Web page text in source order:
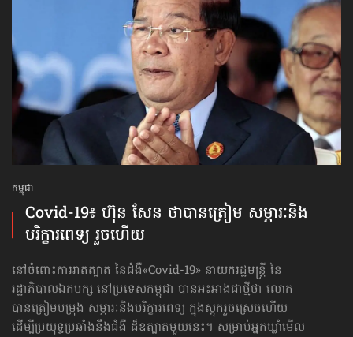
កម្ពុជា
Covid-19៖ ហ៊ុន សែន ថាបានត្រៀម សម្ភារៈ​និង​
បរិក្ខារ​ពេទ្យ រួចហើយ
នៅចំពោះការរាតត្បាត នៃជំងឺ«Covid-19» នាយករដ្ឋមន្ត្រី នៃ
រដ្ឋាភិបាលឯកបក្ស នៅប្រទេសកម្ពុជា បានអះអាងជាថ្មីថា លោក
បានត្រៀមបម្រុង សម្ភារៈ​និង​បរិក្ខារ​ពេទ្យ ក្នុងស្ដុករួចស្រេចហើយ
ដើម្បីប្រយុទ្ធប្រឆាំងនឹងជំងឺ ដ៏ឧត្បាតមួយនេះ។ សម្រាប់អ្នកឃ្លាំមើល